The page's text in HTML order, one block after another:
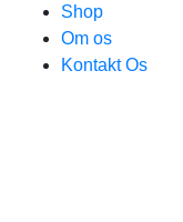
Shop
Om os
Kontakt Os